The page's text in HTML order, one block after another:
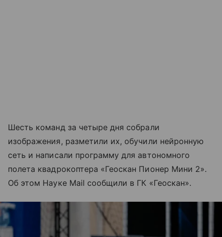
Шесть команд за четыре дня собрали
изображения, разметили их, обучили нейронную
сеть и написали программу для автономного
полета квадрокоптера «Геоскан Пионер Мини 2».
Об этом Науке Mail сообщили в ГК «Геоскан».